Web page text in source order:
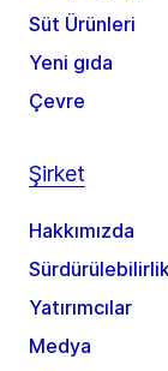
Süt Ürünleri
Yeni gıda
Çevre
Şirket
Hakkımızda
Yatırımcılar
Medya